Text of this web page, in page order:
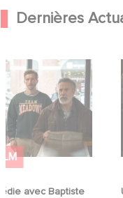
Dernières
avec Baptiste
avec
et José Garcia